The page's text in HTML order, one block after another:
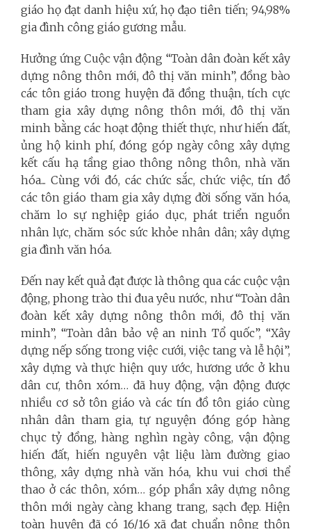
giáo họ đạt danh hiệu xứ, họ đạo tiên tiến; 94,98%
gia đình công giáo gương mẫu.
Hưởng ứng Cuộc vận động “Toàn dân đoàn kết xây
dựng nông thôn mới, đô thị văn minh”, đồng bào
các tôn giáo trong huyện đã đồng thuận, tích cực
tham gia xây dựng nông thôn mới, đô thị văn
minh bằng các hoạt động thiết thực, như hiến đất,
ủng hộ kinh phí, đóng góp ngày công xây dựng
kết cấu hạ tầng giao thông nông thôn, nhà văn
hóa... Cùng với đó, các chức sắc, chức việc, tín đồ
các tôn giáo tham gia xây dựng đời sống văn hóa,
chăm lo sự nghiệp giáo dục, phát triển nguồn
nhân lực, chăm sóc sức khỏe nhân dân; xây dựng
gia đình văn hóa.
Đến nay kết quả đạt được là thông qua các cuộc vận
động, phong trào thi đua yêu nước, như “Toàn dân
đoàn kết xây dựng nông thôn mới, đô thị văn
minh”, “Toàn dân bảo vệ an ninh Tổ quốc”, “Xây
dựng nếp sống trong việc cưới, việc tang và lễ hội”,
xây dựng và thực hiện quy ước, hương ước ở khu
dân cư, thôn xóm… đã huy động, vận động được
nhiều cơ sở tôn giáo và các tín đồ tôn giáo cùng
nhân dân tham gia, tự nguyện đóng góp hàng
chục tỷ đồng, hàng nghìn ngày công, vận động
hiến đất, hiến nguyên vật liệu làm đường giao
thông, xây dựng nhà văn hóa, khu vui chơi thể
thao ở các thôn, xóm… góp phần xây dựng nông
thôn mới ngày càng khang trang, sạch đẹp. Hiện
toàn huyện đã có 16/16 xã đạt chuẩn nông thôn